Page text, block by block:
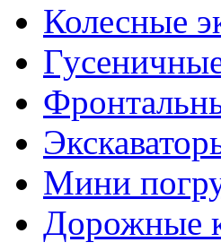
Колесные
Мини
Дорожные